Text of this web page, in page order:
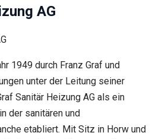
AG
1949 durch Franz Graf und
unter der Leitung seiner
Sanitär Heizung AG als ein
der sanitären und
etabliert. Mit Sitz in Horw und